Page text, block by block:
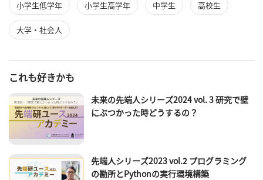
小学生低学年 小学生高学年 中学生 高校生
大学・社会人
これも好きかも
未来の先端人シリーズ2024 vol. 3 研究で壁
にぶつかった時どうするの？
先端人シリーズ2023 vol.2 プログラミング
の勘所とPythonの実行環境構築